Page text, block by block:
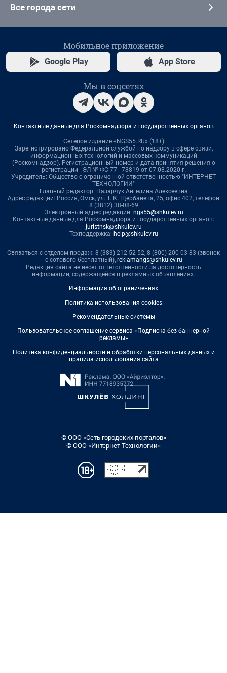
Все города сети
Мобильное приложение
Google Play App Store
Мы в соцсетях
Контактные данные для Роскомнадзора и государственных органов
Сетевое издание «NGS55.RU» (18+)
Зарегистрировано Федеральной службой по надзору в сфере связи,
информационных технологий и массовых коммуникаций
(Роскомнадзор). Регистрационный номер и дата принятия решения о
регистрации - ЭЛ № ФС 77 - 78819 от 07.08.2020 г.
Учредитель: Общество с ограниченной ответственностью "ИНТЕРНЕТ
ТЕХНОЛОГИИ"
Главный редактор: Назарчук Ангелина Алексеевна
Адрес редакции: Россия, Омск, ул. Т. К. Щербанева, 25, офис 402, телефон
8 (3812) 38-08-69
Электронный адрес редакции: ngs55@shkulev.ru
Контактные данные для Роскомнадзора и государственных органов:
juristnsk@shkulev.ru
Техподдержка: help@shkulev.ru
Связаться с отделом продаж: 8 (383) 212-52-52, 8 (800) 200-03-83 (звонок
с сотового бесплатный), reklamangs@shkulev.ru
Редакция сайта не несет ответственности за достоверность
информации, содержащейся в рекламных объявлениях.
Информация об ограничениях
Политика использования cookies
Рекомендательные системы
Пользовательское соглашение сервиса «Подписка без баннерной
рекламы»
Политика конфиденциальности и обработки персональных данных и
правила использования сайта
© ООО «Сеть городских порталов»
© ООО «Интернет Технологии»